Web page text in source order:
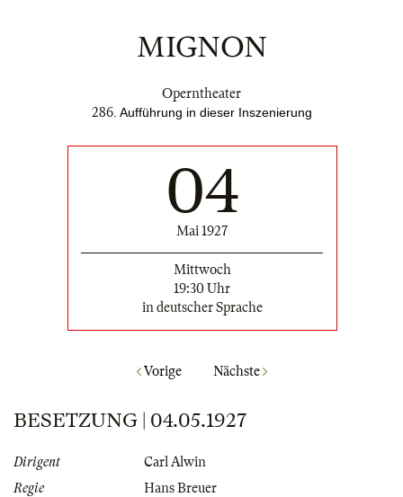
MIGNON
Operntheater
286. Aufführung in dieser Inszenierung
04
Mai 1927
Mittwoch
19:30 Uhr
in deutscher Sprache
Vorige Nächste
BESETZUNG | 04.05.1927
Dirigent
Carl Alwin
Regie
Hans Breuer